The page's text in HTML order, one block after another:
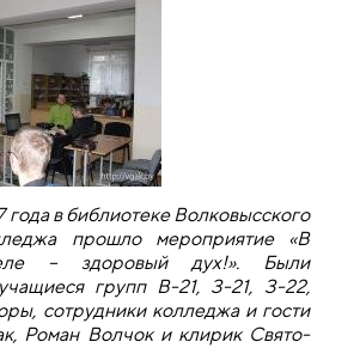
года в библиотеке Волковысского
прошло мероприятие «В
– здоровый дух!». Были
групп В-21, З-21, З-22,
сотрудники колледжа и гости
Роман Волчок и клирик Свято-